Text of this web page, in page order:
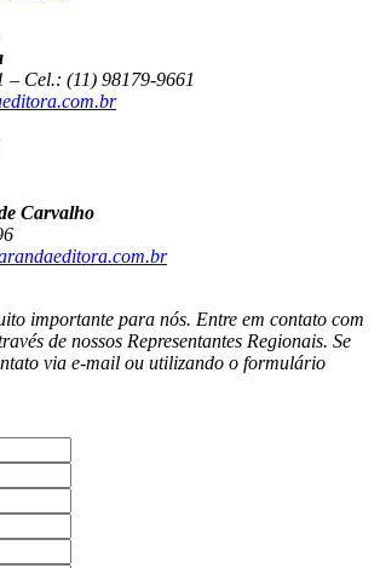
– Cel.: (11) 98179-9661
Carvalho
importante para nós. Entre em contato com
de nossos Representantes Regionais. Se
via e-mail ou utilizando o formulário